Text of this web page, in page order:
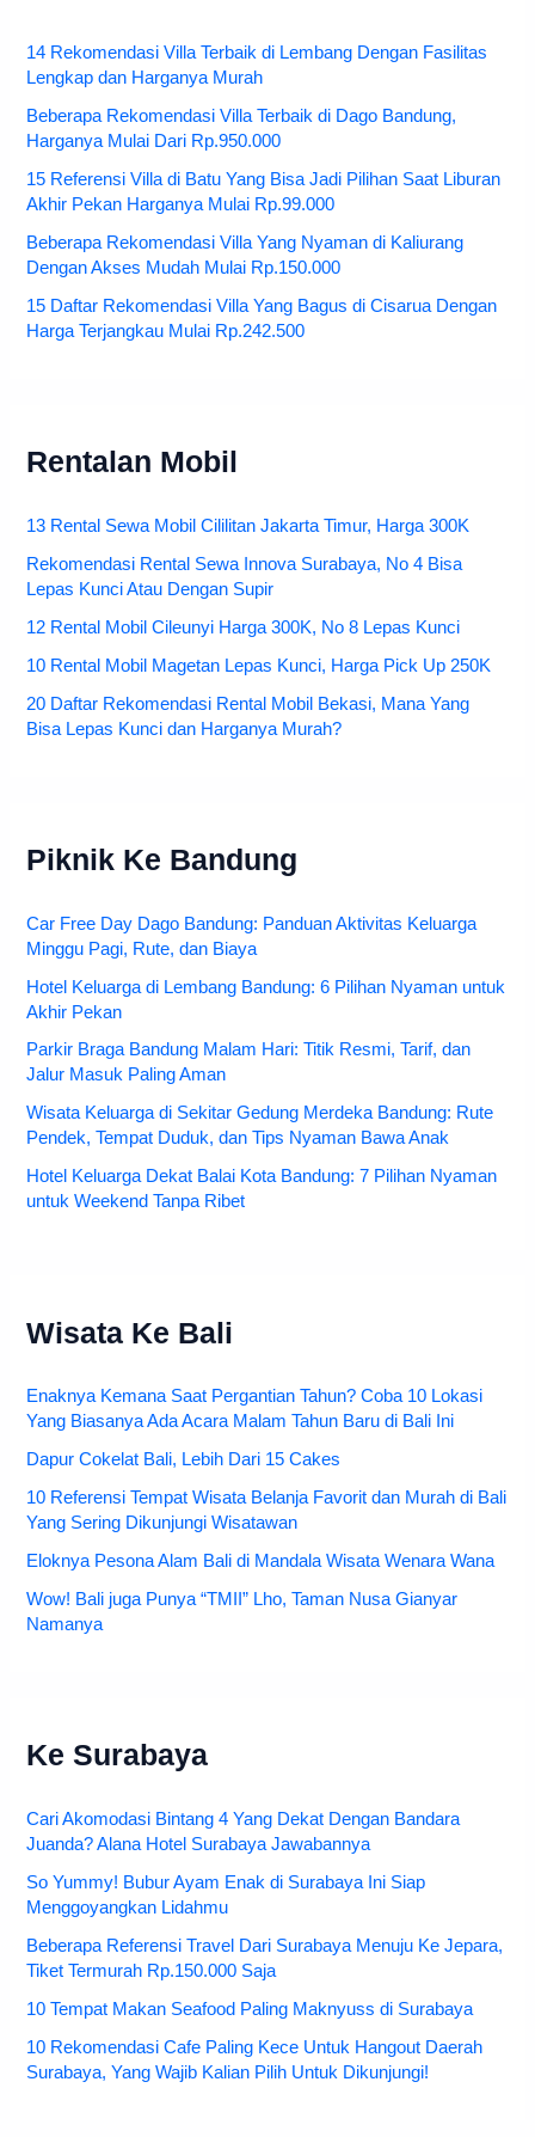
14 Rekomendasi Villa Terbaik di Lembang Dengan Fasilitas
Lengkap dan Harganya Murah
Beberapa Rekomendasi Villa Terbaik di Dago Bandung,
Harganya Mulai Dari Rp.950.000
15 Referensi Villa di Batu Yang Bisa Jadi Pilihan Saat Liburan
Akhir Pekan Harganya Mulai Rp.99.000
Beberapa Rekomendasi Villa Yang Nyaman di Kaliurang
Dengan Akses Mudah Mulai Rp.150.000
15 Daftar Rekomendasi Villa Yang Bagus di Cisarua Dengan
Harga Terjangkau Mulai Rp.242.500
Rentalan Mobil
13 Rental Sewa Mobil Cililitan Jakarta Timur, Harga 300K
Rekomendasi Rental Sewa Innova Surabaya, No 4 Bisa
Lepas Kunci Atau Dengan Supir
12 Rental Mobil Cileunyi Harga 300K, No 8 Lepas Kunci
10 Rental Mobil Magetan Lepas Kunci, Harga Pick Up 250K
20 Daftar Rekomendasi Rental Mobil Bekasi, Mana Yang
Bisa Lepas Kunci dan Harganya Murah?
Piknik Ke Bandung
Car Free Day Dago Bandung: Panduan Aktivitas Keluarga
Minggu Pagi, Rute, dan Biaya
Hotel Keluarga di Lembang Bandung: 6 Pilihan Nyaman untuk
Akhir Pekan
Parkir Braga Bandung Malam Hari: Titik Resmi, Tarif, dan
Jalur Masuk Paling Aman
Wisata Keluarga di Sekitar Gedung Merdeka Bandung: Rute
Pendek, Tempat Duduk, dan Tips Nyaman Bawa Anak
Hotel Keluarga Dekat Balai Kota Bandung: 7 Pilihan Nyaman
untuk Weekend Tanpa Ribet
Wisata Ke Bali
Enaknya Kemana Saat Pergantian Tahun? Coba 10 Lokasi
Yang Biasanya Ada Acara Malam Tahun Baru di Bali Ini
Dapur Cokelat Bali, Lebih Dari 15 Cakes
10 Referensi Tempat Wisata Belanja Favorit dan Murah di Bali
Yang Sering Dikunjungi Wisatawan
Eloknya Pesona Alam Bali di Mandala Wisata Wenara Wana
Wow! Bali juga Punya “TMII” Lho, Taman Nusa Gianyar
Namanya
Ke Surabaya
Cari Akomodasi Bintang 4 Yang Dekat Dengan Bandara
Juanda? Alana Hotel Surabaya Jawabannya
So Yummy! Bubur Ayam Enak di Surabaya Ini Siap
Menggoyangkan Lidahmu
Beberapa Referensi Travel Dari Surabaya Menuju Ke Jepara,
Tiket Termurah Rp.150.000 Saja
10 Tempat Makan Seafood Paling Maknyuss di Surabaya
10 Rekomendasi Cafe Paling Kece Untuk Hangout Daerah
Surabaya, Yang Wajib Kalian Pilih Untuk Dikunjungi!